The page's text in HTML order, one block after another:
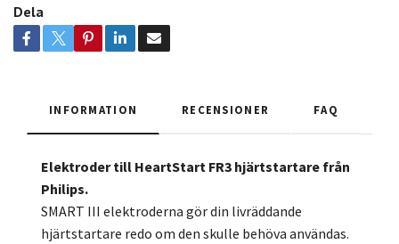
Dela
INFORMATION RECENSIONER FAQ
Elektroder till HeartStart FR3 hjärtstartare från
Philips.
SMART III elektroderna gör din livräddande
hjärtstartare redo om den skulle behöva användas.